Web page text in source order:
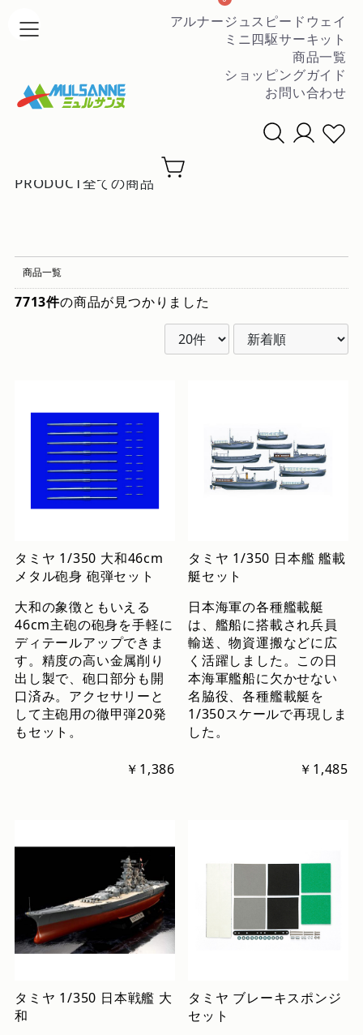
アルナージュスピードウェイ
ミニ四駆サーキット
商品一覧
ショッピングガイド
お問い合わせ
条件を絞って商品を探す ▼
PRODUCT全ての商品
商品一覧
7713件の商品が見つかりました
タミヤ 1/350 大和46cm
メタル砲身 砲弾セット
大和の象徴ともいえる
46cm主砲の砲身を手軽に
ディテールアップできま
す。精度の高い金属削り
出し製で、砲口部分も開
口済み。アクセサリーと
して主砲用の徹甲弾20発
もセット。
￥1,386
タミヤ 1/350 日本艦 艦載
艇セット
日本海軍の各種艦載艇
は、艦船に搭載され兵員
輸送、物資運搬などに広
く活躍しました。この日
本海軍艦船に欠かせない
名脇役、各種艦載艇を
1/350スケールで再現しま
した。
￥1,485
タミヤ 1/350 日本戦艦 大
和
タミヤ ブレーキスポンジ
セット